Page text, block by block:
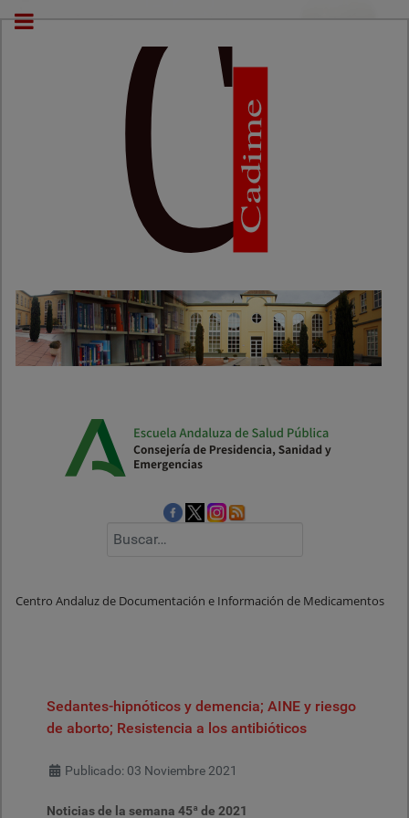
Centro Andaluz de Documentación e Información de Medicamentos
Sedantes-hipnóticos y demencia; AINE y riesgo
de aborto; Resistencia a los antibióticos
Detalles
Publicado: 03 Noviembre 2021
Noticias de la semana 45ª de 2021